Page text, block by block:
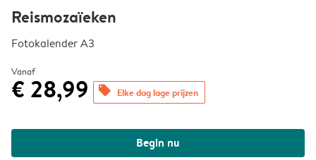
Reismozaïeken
Fotokalender A3
Vanaf
€ 28,99 offers Elke dag lage prijzen
Begin nu